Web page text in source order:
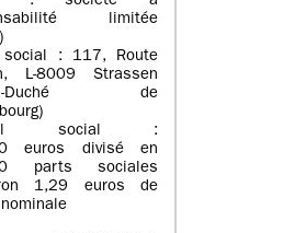
limitée
social : 117, Route
L-8009 Strassen
Duché de
social :
euros divisé en
parts sociales
1,29 euros de